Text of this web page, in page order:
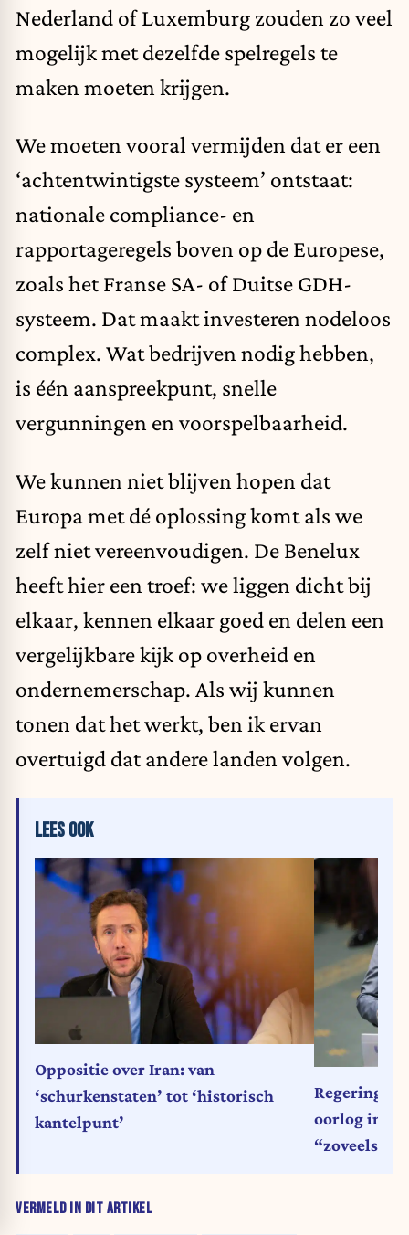
Nederland of Luxemburg zouden zo veel
mogelijk met dezelfde spelregels te
maken moeten krijgen.
We moeten vooral vermijden dat er een
‘achtentwintigste systeem’ ontstaat:
nationale compliance- en
rapportageregels boven op de Europese,
zoals het Franse SA- of Duitse GDH-
systeem. Dat maakt investeren nodeloos
complex. Wat bedrijven nodig hebben,
is één aanspreekpunt, snelle
vergunningen en voorspelbaarheid.
We kunnen niet blijven hopen dat
Europa met dé oplossing komt als we
zelf niet vereenvoudigen. De Benelux
heeft hier een troef: we liggen dicht bij
elkaar, kennen elkaar goed en delen een
vergelijkbare kijk op overheid en
ondernemerschap. Als wij kunnen
tonen dat het werkt, ben ik ervan
overtuigd dat andere landen volgen.
VERMELD IN DIT ARTIKEL
LEES OOK
Oppositie over Iran: van
‘schurkenstaten’ tot ‘historisch
kantelpunt’
oorlog in
“zoveelste